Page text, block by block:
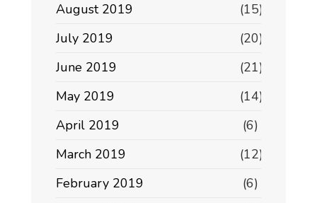
August 2019
(15)
July 2019
(20)
June 2019
(21)
May 2019
(14)
April 2019
(6)
March 2019
(12)
February 2019
(6)